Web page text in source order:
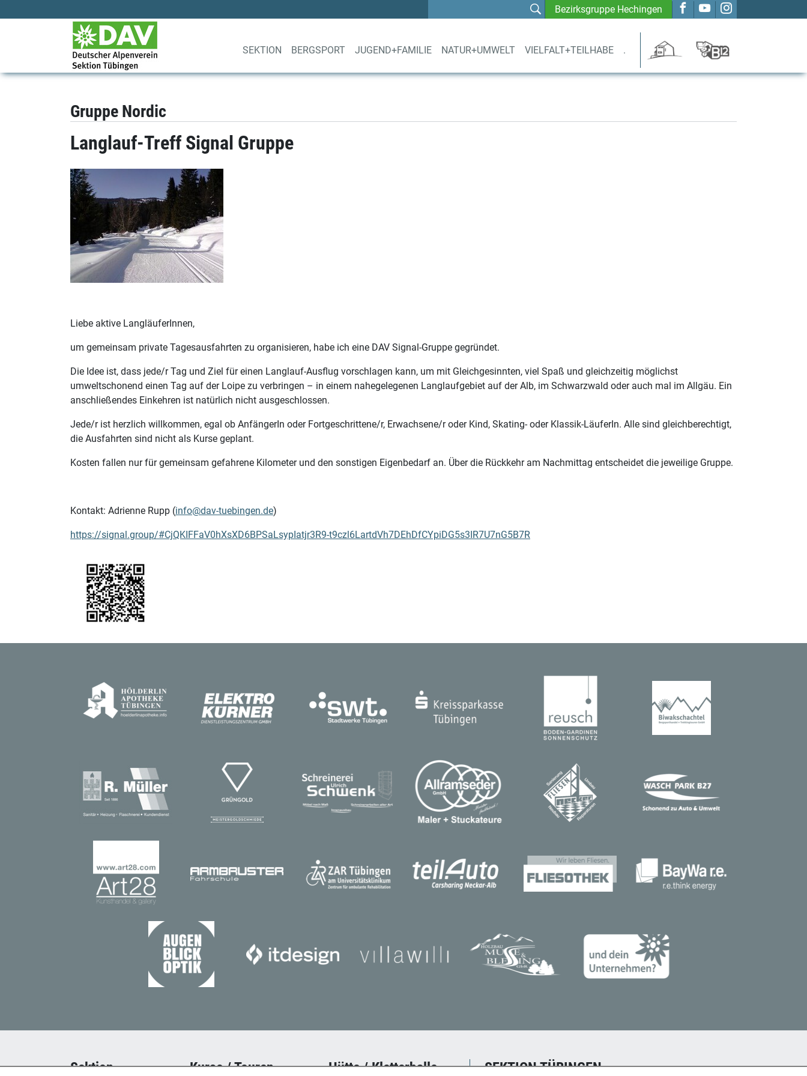
Bezirksgruppe Hechingen
SEKTION BERGSPORT JUGEND+FAMILIE NATUR+UMWELT VIELFALT+TEILHABE .
Gruppe Nordic
Langlauf-Treff Signal Gruppe
Liebe aktive LangläuferInnen,
um gemeinsam private Tagesausfahrten zu organisieren, habe ich eine DAV Signal-Gruppe gegründet.
Die Idee ist, dass jede/r Tag und Ziel für einen Langlauf-Ausflug vorschlagen kann, um mit Gleichgesinnten, viel Spaß und gleichzeitig möglichst
umweltschonend einen Tag auf der Loipe zu verbringen – in einem nahegelegenen Langlaufgebiet auf der Alb, im Schwarzwald oder auch mal im Allgäu. Ein
anschließendes Einkehren ist natürlich nicht ausgeschlossen.
Jede/r ist herzlich willkommen, egal ob AnfängerIn oder Fortgeschrittene/r, Erwachsene/r oder Kind, Skating- oder Klassik-LäuferIn. Alle sind gleichberechtigt,
die Ausfahrten sind nicht als Kurse geplant.
Kosten fallen nur für gemeinsam gefahrene Kilometer und den sonstigen Eigenbedarf an. Über die Rückkehr am Nachmittag entscheidet die jeweilige Gruppe.
Kontakt: Adrienne Rupp (info@dav-tuebingen.de)
https://signal.group/#CjQKIFFaV0hXsXD6BPSaLsypIatjr3R9-t9czl6LartdVh7DEhDfCYpiDG5s3IR7U7nG5B7R
Sektion Kurse / Touren Hütte / Kletterhalle SEKTION TÜBINGEN